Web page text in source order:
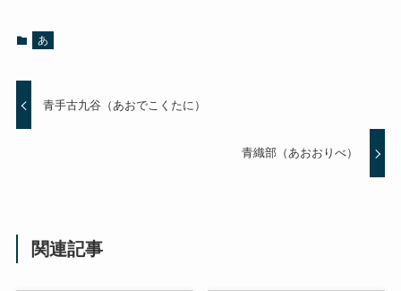
あ
青手古九谷（あおでこくたに）
青織部（あおおりべ）
関連記事